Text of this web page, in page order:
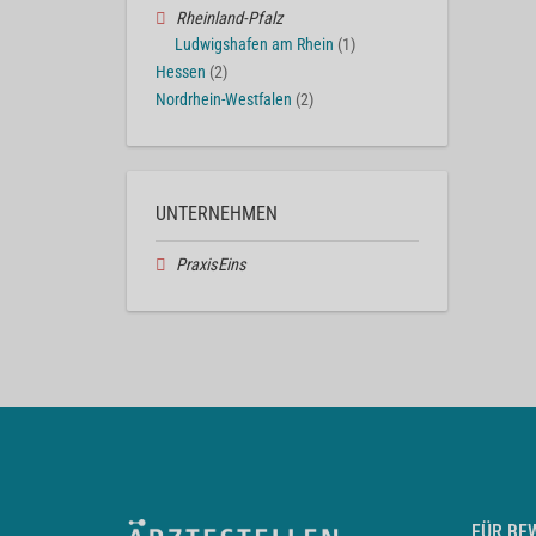
Rheinland-Pfalz
Ludwigshafen am Rhein (1)
Hessen (2)
Nordrhein-Westfalen (2)
UNTERNEHMEN
PraxisEins